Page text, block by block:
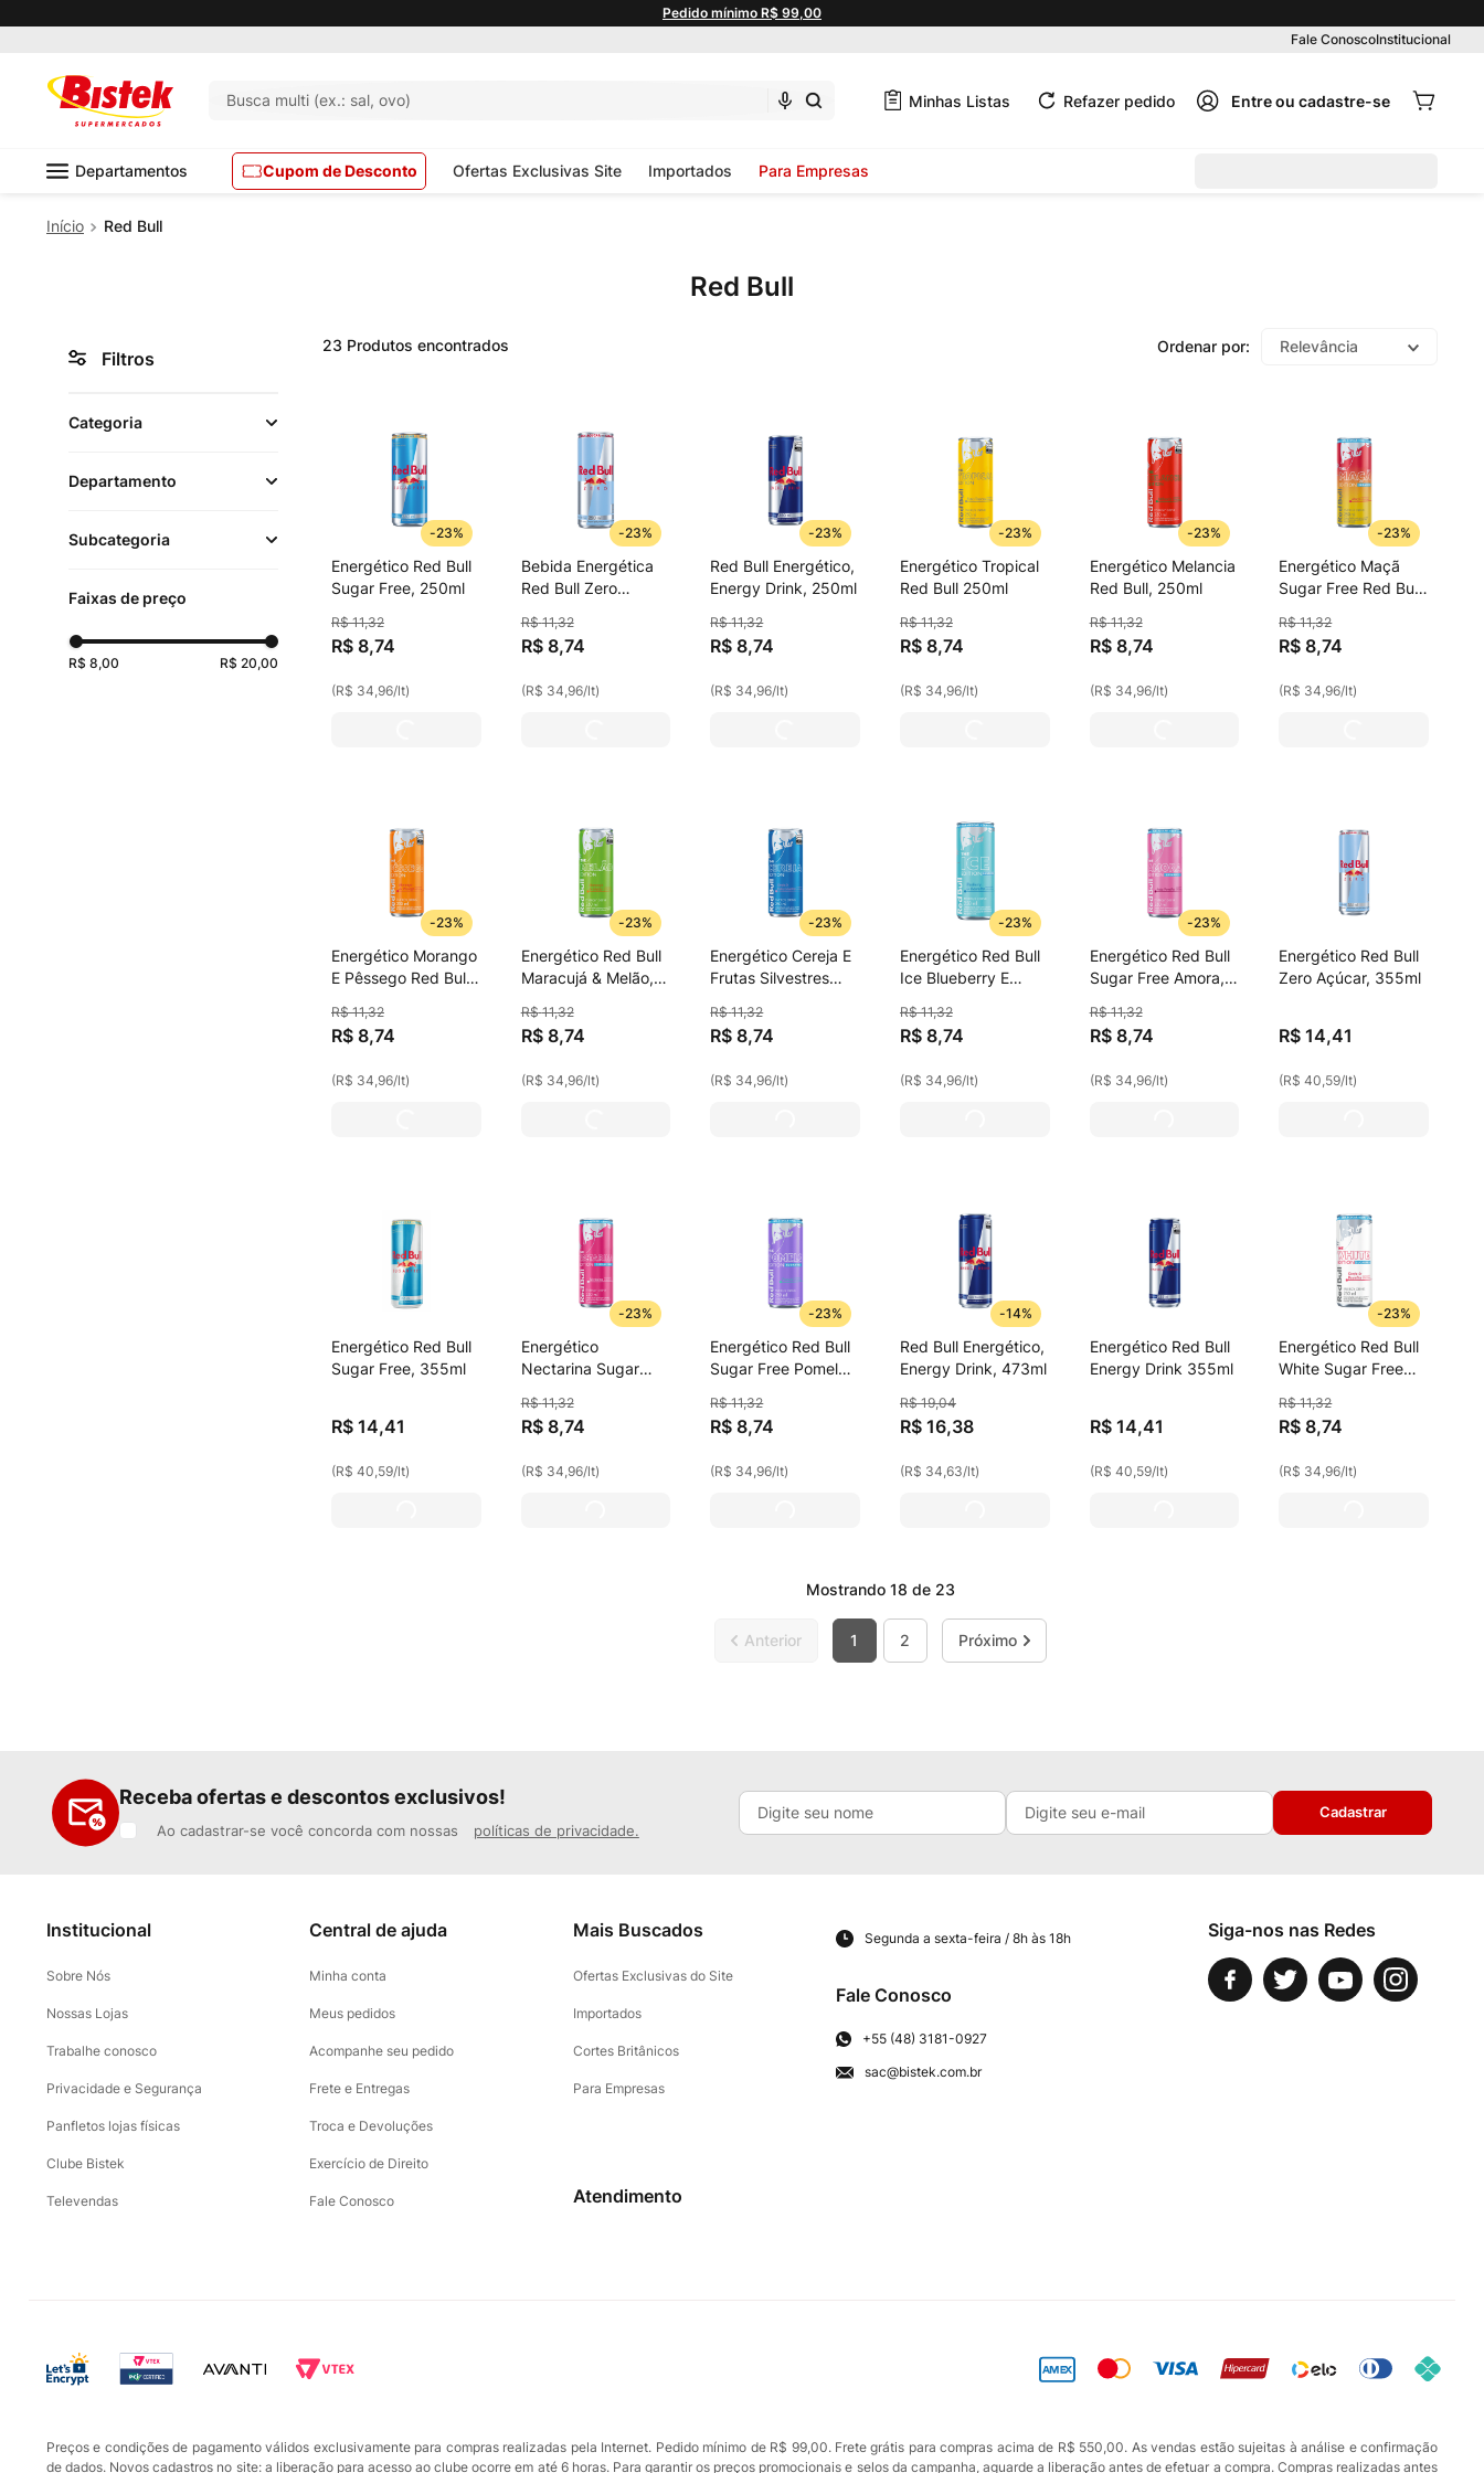
Pedido mínimo R$ 99,00
Fale ConoscoInstitucional
Busca multi (ex.: sal, ovo) Minhas Listas Refazer pedido
Departamentos Cupom de Desconto Ofertas Exclusivas Site Importados Para Empresas
Red Bull
Red Bull
Filtros
Categoria
Isotônicos
Departamento
Subcategoria
Energéticos (10)
Faixas de preço
R$ 8,00 R$ 20,00
23 Produtos Relevância
-23%
Energético Red Bull
Sugar Free, 250ml
R$ 11,32
R$ 8,74
(R$ 34,96/lt)
-23%
Bebida Energética
Red Bull Zero
R$ 11,32
R$ 8,74
(R$ 34,96/lt)
-23%
Red Bull Energético,
Energy Drink, 250ml
R$ 11,32
R$ 8,74
(R$ 34,96/lt)
-23%
Energético Tropical
Red Bull 250ml
R$ 11,32
R$ 8,74
(R$ 34,96/lt)
-23%
Energético Melancia
Red Bull, 250ml
R$ 11,32
R$ 8,74
(R$ 34,96/lt)
-23%
Energético Maçã
Sugar Free Red Bull,
R$ 11,32
R$ 8,74
(R$ 34,96/lt)
-23%
Energético Morango
E Pêssego Red Bull,
R$ 11,32
R$ 8,74
(R$ 34,96/lt)
-23%
Energético Red Bull
Maracujá & Melão,
R$ 11,32
R$ 8,74
(R$ 34,96/lt)
-23%
Energético Cereja E
Frutas Silvestres
R$ 11,32
R$ 8,74
(R$ 34,96/lt)
-23%
Energético Red Bull
Ice Blueberry E
250ml
R$ 11,32
R$ 8,74
(R$ 34,96/lt)
-23%
Energético Red Bull
Sugar Free Amora,
R$ 11,32
R$ 8,74
(R$ 34,96/lt)
Energético Red Bull
Zero Açúcar, 355ml
R$ 14,41
(R$ 40,59/lt)
Energético Red Bull
Sugar Free, 355ml
R$ 14,41
(R$ 40,59/lt)
-23%
Energético
Nectarina Sugar
R$ 11,32
R$ 8,74
(R$ 34,96/lt)
-23%
Energético Red Bull
Sugar Free Pomelo,
R$ 11,32
R$ 8,74
(R$ 34,96/lt)
-14%
Red Bull Energético,
Energy Drink, 473ml
R$ 19,04
R$ 16,38
(R$ 34,63/lt)
Energético Red Bull
Energy Drink 355ml
R$ 14,41
(R$ 40,59/lt)
-23%
Energético Red Bull
White Sugar Free
R$ 11,32
R$ 8,74
(R$ 34,96/lt)
Mostrando 18 de 23
1 2
Receba ofertas e descontos exclusivos!
Ao cadastrar-se você concorda com nossas políticas de privacidade.
Cadastrar
Institucional
Sobre Nós
Nossas Lojas
Trabalhe conosco
Privacidade e Segurança
Panfletos lojas físicas
Clube Bistek
Televendas
Central de ajuda
Minha conta
Meus pedidos
Acompanhe seu pedido
Frete e Entregas
Troca e Devoluções
Exercício de Direito
Fale Conosco
Mais Buscados
Ofertas Exclusivas do Site
Importados
Cortes Britânicos
Para Empresas
Atendimento
Segunda a sexta-feira / 8h às 18h
Fale Conosco
+55 (48) 3181-0927
sac@bistek.com.br
Siga-nos nas Redes
Preços e condições de pagamento válidos exclusivamente para compras realizadas pela Internet. Pedido mínimo de R$ 99,00. Frete grátis para compras acima de R$ 550,00. As vendas estão sujeitas à análise e confirmação
de dados. Novos cadastros no site: a liberação para acesso ao clube ocorre em até 6 horas. Para garantir os preços promocionais e selos da campanha, aguarde a liberação antes de efetuar a compra. Compras realizadas antes